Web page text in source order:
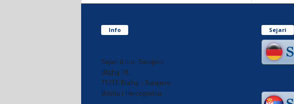
Info
Sejari d.o.o. Sarajevo
Blažuj 78,
71215 Blažuj - Sarajevo
Bosna i Hercegovina
Sejari